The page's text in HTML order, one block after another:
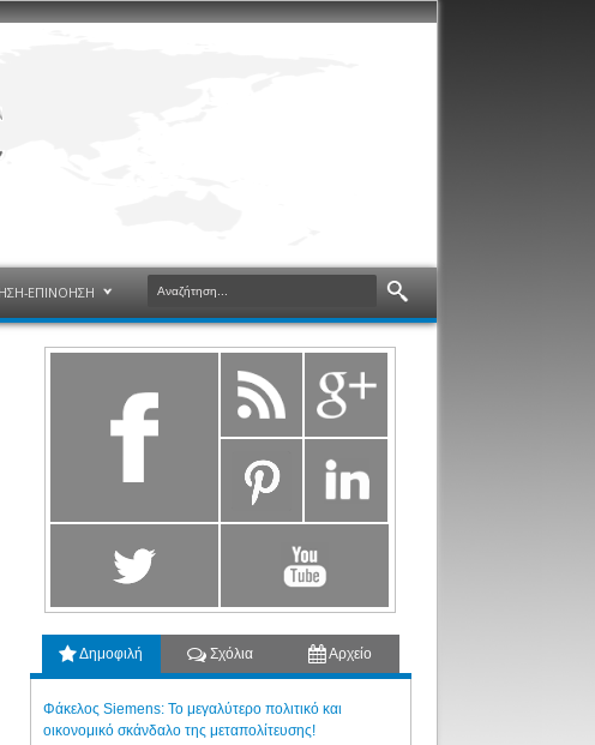
ΕΠΙΝΟΗΣΗ
Δημοφιλή Σχόλια Αρχείο
Φάκελος Siemens: Το μεγαλύτερο πολιτικό και
οικονομικό σκάνδαλο της μεταπολίτευσης!